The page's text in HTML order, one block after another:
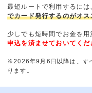
最短ルートで利用するには
でカード発行するのがオス
少しでも短時間でお金を用
申込を済ませておいてくだ
※2026年9月6日以降は、す
ります。